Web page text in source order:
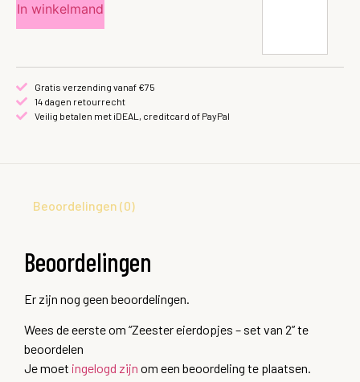
In winkelmand
Gratis verzending vanaf €75
14 dagen retourrecht
Veilig betalen met iDEAL, creditcard of PayPal
Beoordelingen (0)
Beoordelingen
Er zijn nog geen beoordelingen.
Wees de eerste om “Zeester eierdopjes – set van 2” te
beoordelen
Je moet ingelogd zijn om een beoordeling te plaatsen.